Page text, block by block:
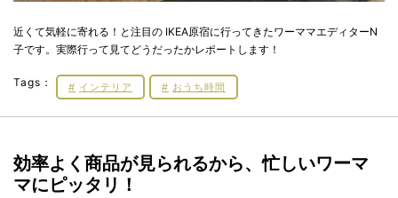
近くて気軽に寄れる！と注目の IKEA原宿に行ってきたワーママエディターN
子です。実際行って見てどうだったかレポートします！
Tags： インテリア おうち時間
効率よく商品が見られるから、忙しいワーマ
マにピッタリ！